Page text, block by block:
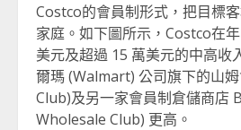
Costco的會員制形式，把目標
家庭。如下圖所示，Costco在
美元及超過 15 萬美元的中高收
爾瑪 (Walmart) 公司旗下的山姆
Club)及另一家會員制倉儲商店
Wholesale Club) 更高。